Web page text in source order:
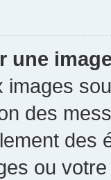
une
des
des
ou